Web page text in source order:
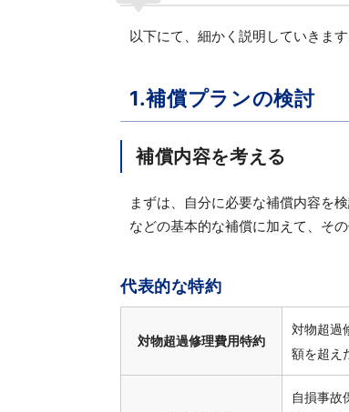
以下にて、細かく説明していきます
1.補償プランの検討
補償内容を考える
まずは、自分に必要な補償内容を
などの基本的な補償に加えて、そ
代表的な特約
対物超過修理費用特約
対物超過
額を超え
自損事故